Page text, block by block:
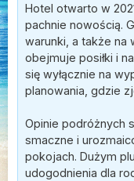
Hotel otwarto w
pachnie nowością.
warunki, a także na
obejmuje posiłki i
się wyłącznie na
planowania, gdzie
Opinie podróżnych
smaczne i
pokojach. Dużym
udogodnienia dla